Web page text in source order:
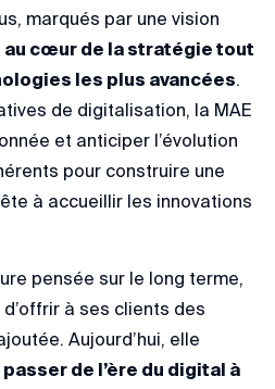
marqués par une vision
au cœur de la stratégie tout
les plus avancées.
de digitalisation, la MAE
et anticiper l’évolution
pour construire une
à accueillir les innovations
pensée sur le long terme,
à ses clients des
Aujourd’hui, elle
passer de l’ère du digital à